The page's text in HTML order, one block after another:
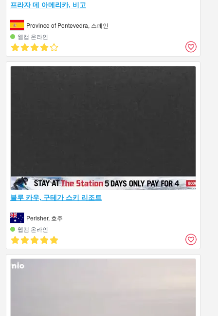
프라자 데 아메리카, 비고
Province of Pontevedra, 스페인
웹캠 온라인
블루 카우, 구테가 스키 리조트
Perisher, 호주
웹캠 온라인